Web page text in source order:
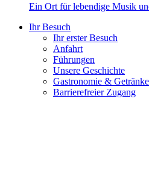
Ein Ort für lebendige Musik
Ihr Besuch
Ihr erster Besuch
Anfahrt
Führungen
Unsere Geschichte
Gastronomie & Getränke
Barrierefreier Zugang